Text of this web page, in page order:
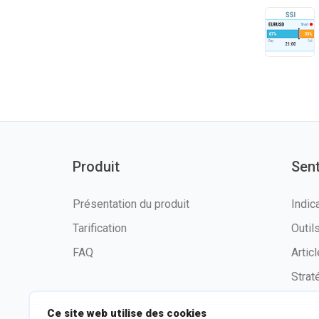
Ce site web utilise des cookies
Produit
Présentation du produit
Tarification
FAQ